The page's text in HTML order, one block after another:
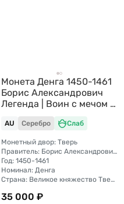
Монета Денга 1450-1461
Борис Александрович
Легенда | Воин с мечом и
шаром Тверское
княжество слаб ННР AU
58
AU Серебро Слаб
Монетный двор: Тверь
Правитель: Борис Александрович (1426 — 1461)
Год: 1450-1461
Номинал: Денга
Страна: Великое княжество Тверское
35 000 ₽